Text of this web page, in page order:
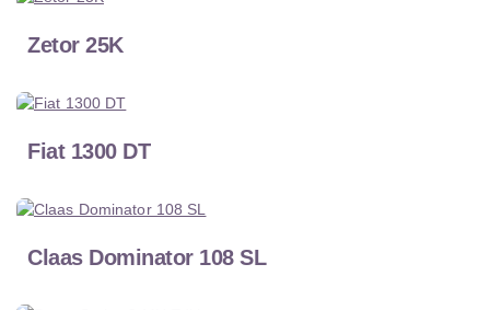
Zetor 25K
Fiat 1300 DT
Claas Dominator 108 SL